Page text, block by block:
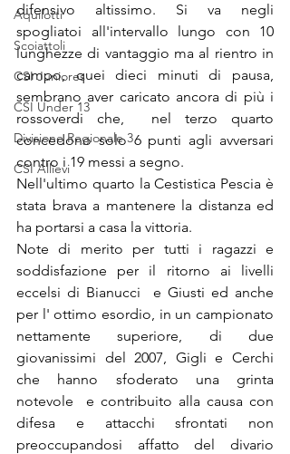
Aquilotti
Scoiattoli
CSI Juniores
CSI Under 13
Divisione Regionale 3
CSI Allievi
difensivo altissimo. Si va negli
spogliatoi all'intervallo lungo con 10
lunghezze di vantaggio ma al rientro in
campo, quei dieci minuti di pausa,
sembrano aver caricato ancora di più i
rossoverdi che,  nel terzo quarto
concedono solo 6 punti agli avversari
contro i 19 messi a segno.
Nell'ultimo quarto la Cestistica Pescia è
stata brava a mantenere la distanza ed
ha portarsi a casa la vittoria.
Note di merito per tutti i ragazzi e
soddisfazione per il ritorno ai livelli
eccelsi di Bianucci  e Giusti ed anche
per l' ottimo esordio, in un campionato
nettamente superiore, di due
giovanissimi del 2007, Gigli e Cerchi
che hanno sfoderato una grinta
notevole  e contribuito alla causa con
difesa e attacchi sfrontati non
preoccupandosi affatto del divario